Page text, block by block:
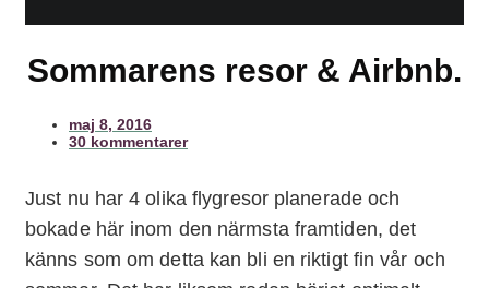
Sommarens resor & Airbnb.
maj 8, 2016
30 kommentarer
Just nu har 4 olika flygresor planerade och
bokade här inom den närmsta framtiden, det
känns som om detta kan bli en riktigt fin vår och